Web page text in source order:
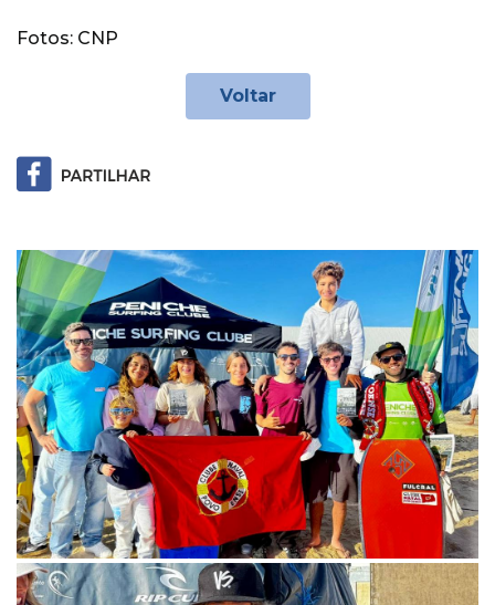
Fotos: CNP
Voltar